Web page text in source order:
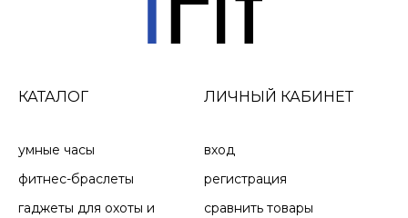
КАТАЛОГ
умные часы
фитнес-браслеты
гаджеты для охоты и
ЛИЧНЫЙ КАБИНЕТ
вход
регистрация
сравнить товары